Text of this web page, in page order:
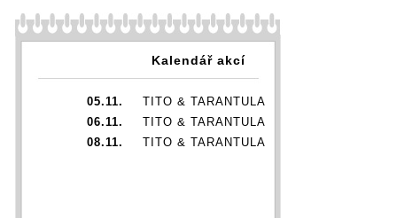
Kalendář akcí
05.11.
TITO & TARANTULA
06.11.
TITO & TARANTULA
08.11.
TITO & TARANTULA